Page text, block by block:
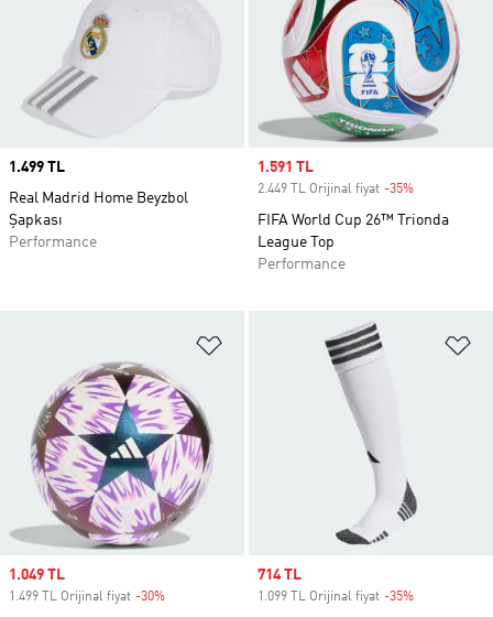
Price
1.499 TL
Real Madrid Home Beyzbol
Şapkası
Performance
Sale price
1.591 TL
2.449 TL Orijinal fiyat -35%
FIFA World Cup 26™ Trionda
League Top
Performance
Favori Listesine Ekle
Sale price
1.049 TL
1.499 TL Orijinal fiyat -30%
Sale price
714 TL
1.099 TL Orijinal fiyat -35%